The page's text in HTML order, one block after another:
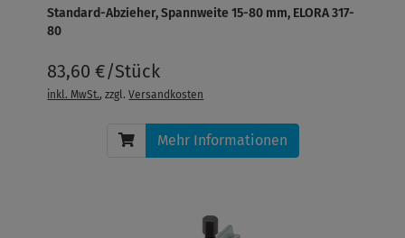
Standard-Abzieher, Spannweite 15-80 mm, ELORA 317-
80
83,60 €/Stück
inkl. MwSt., zzgl.Versandkosten
Mehr Informationen